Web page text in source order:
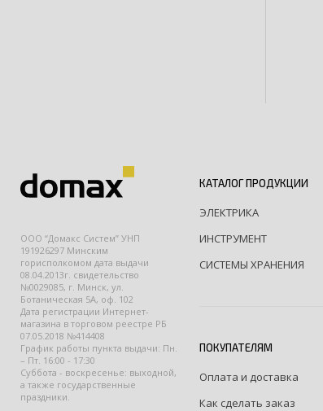
ООО “Домакс Систем” УНП
191926297 Минским
горисполкомом дата выдачи
08.04.2013г. свидетельство
№0029085, г. Минск, ул.
Ботаническая 5А, оф. 102
Дата регистрации Интернет-
магазина в торговом реестре РБ
07.05.2018 №414408
График работы пункта выдачи: Пн.
– Пт. 16:00 - 17:30
Суббота - воскресенье: выходной,
а также государственные
праздники.
КАТАЛОГ ПРОДУКЦИИ
ЭЛЕКТРИКА
ИНСТРУМЕНТ
СИСТЕМЫ ХРАНЕНИЯ
ПОКУПАТЕЛЯМ
Оплата и доставка
Как сделать заказ